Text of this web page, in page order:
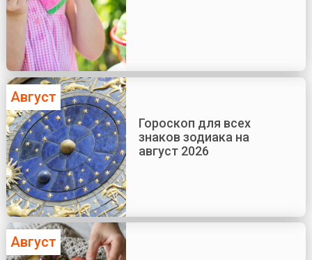
Август
Гороскоп для всех
знаков зодиака на
август 2026
Август